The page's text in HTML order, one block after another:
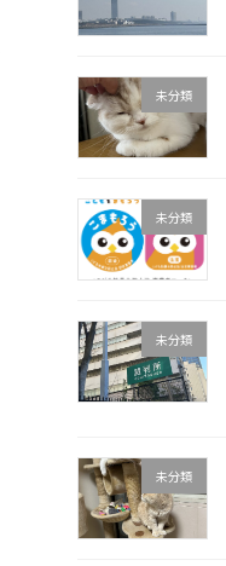
未分類
未分類
未分類
未分類